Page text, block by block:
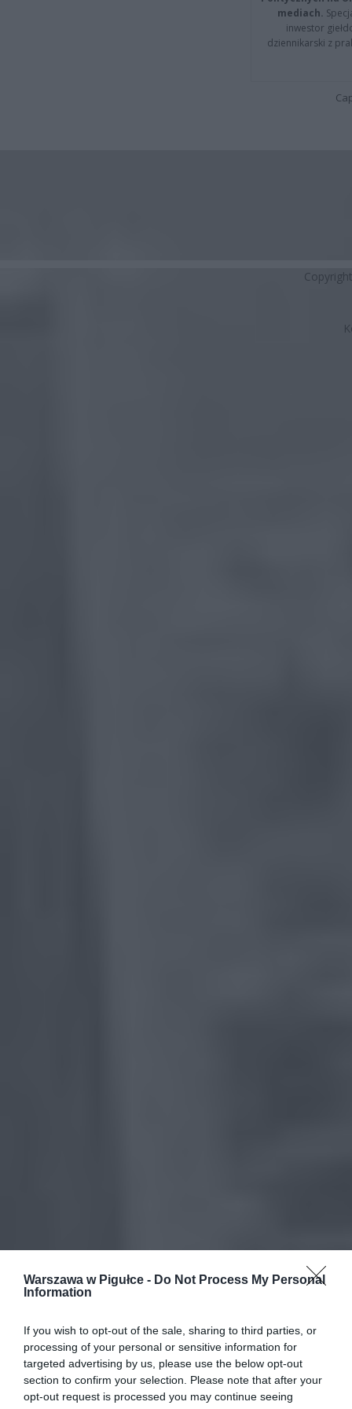
Warszawa w Pigułce - Do Not Process My Personal
Information
If you wish to opt-out of the sale, sharing to third parties, or
processing of your personal or sensitive information for
targeted advertising by us, please use the below opt-out
section to confirm your selection. Please note that after your
opt-out request is processed you may continue seeing
mediach.
inwestor
dziennikarski z